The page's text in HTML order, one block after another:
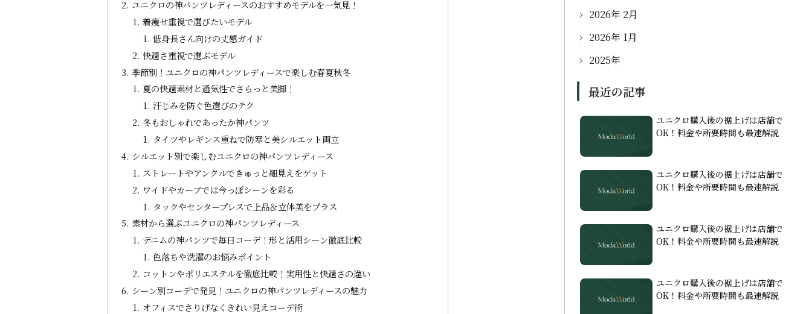
ユニクロの神パンツレディースのおすすめモデルを一気見！
着痩せ重視で選びたいモデル
低身長さん向けの丈感ガイド
快適さ重視で選ぶモデル
季節別！ユニクロの神パンツレディースで楽しむ春夏秋冬
夏の快適素材と通気性でさらっと美脚！
汗じみを防ぐ色選びのテク
冬もおしゃれであったか神パンツ
タイツやレギンス重ねで防寒と美シルエット両立
シルエット別で楽しむユニクロの神パンツレディース
ストレートやアンクルできゅっと細見えをゲット
ワイドやカーブでは今っぽシーンを彩る
タックやセンタープレスで上品＆立体美をプラス
素材から選ぶユニクロの神パンツレディース
デニムの神パンツで毎日コーデ！形と活用シーン徹底比較
色落ちや洗濯のお悩みポイント
コットンやポリエステルを徹底比較！実用性と快適さの違い
シーン別コーデで発見！ユニクロの神パンツレディースの魅力
オフィスでさりげなくきれい見えコーデ術
2026年 2月
2026年 1月
2025年
最近の記事
ユニクロ購入後の裾上げは店舗で
OK！料金や所要時間も最速解説
ユニクロ購入後の裾上げは店舗で
OK！料金や所要時間も最速解説
ユニクロ購入後の裾上げは店舗で
OK！料金や所要時間も最速解説
ユニクロ購入後の裾上げは店舗で
OK！料金や所要時間も最速解説